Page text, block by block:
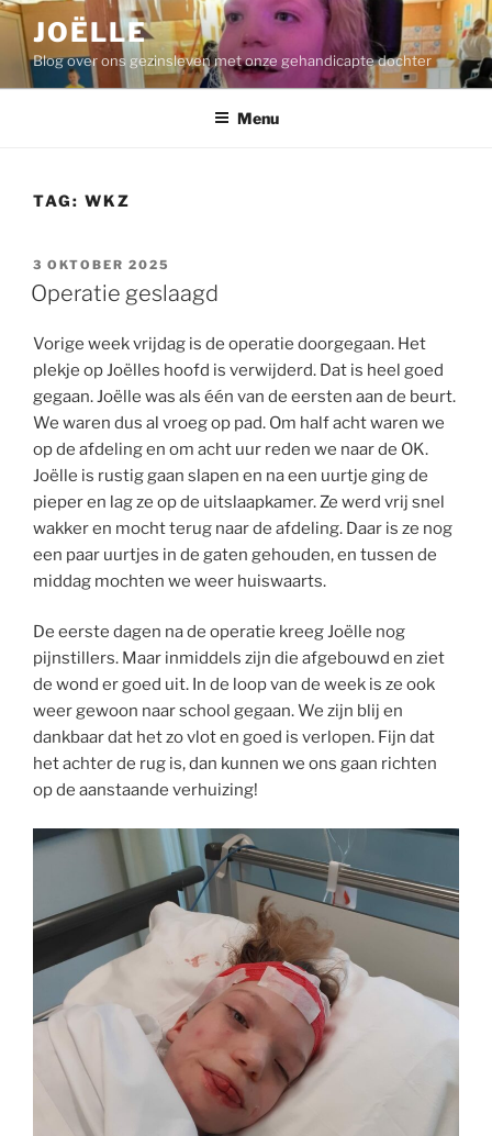
Ga
naar
inhoud
JOËLLE
Blog over ons gezinsleven met onze gehandicapte dochter
Menu
TAG: WKZ
GEPLAATST
OP
3 OKTOBER 2025
Operatie geslaagd
Vorige week vrijdag is de operatie doorgegaan. Het
plekje op Joëlles hoofd is verwijderd. Dat is heel goed
gegaan. Joëlle was als één van de eersten aan de beurt.
We waren dus al vroeg op pad. Om half acht waren we
op de afdeling en om acht uur reden we naar de OK.
Joëlle is rustig gaan slapen en na een uurtje ging de
pieper en lag ze op de uitslaapkamer. Ze werd vrij snel
wakker en mocht terug naar de afdeling. Daar is ze nog
een paar uurtjes in de gaten gehouden, en tussen de
middag mochten we weer huiswaarts.
De eerste dagen na de operatie kreeg Joëlle nog
pijnstillers. Maar inmiddels zijn die afgebouwd en ziet
de wond er goed uit. In de loop van de week is ze ook
weer gewoon naar school gegaan. We zijn blij en
dankbaar dat het zo vlot en goed is verlopen. Fijn dat
het achter de rug is, dan kunnen we ons gaan richten
op de aanstaande verhuizing!